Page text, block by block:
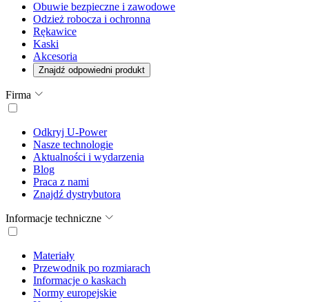
Obuwie bezpieczne i zawodowe
Odzież robocza i ochronna
Rękawice
Kaski
Akcesoria
Znajdź odpowiedni produkt
Firma
Odkryj U-Power
Nasze technologie
Aktualności i wydarzenia
Blog
Praca z nami
Znajdź dystrybutora
Informacje techniczne
Materiały
Przewodnik po rozmiarach
Informacje o kaskach
Normy europejskie